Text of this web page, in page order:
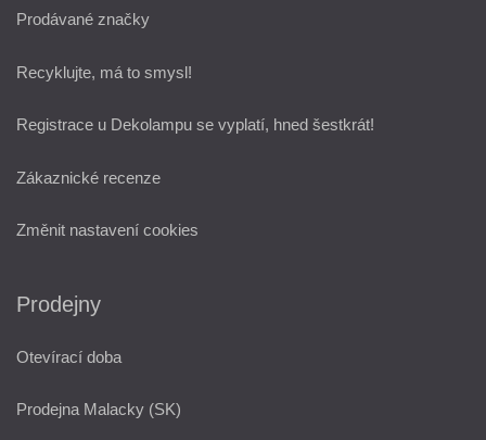
Prodávané značky
Recyklujte, má to smysl!
Registrace u Dekolampu se vyplatí, hned šestkrát!
Zákaznické recenze
Změnit nastavení cookies
Prodejny
Otevírací doba
Prodejna Malacky (SK)